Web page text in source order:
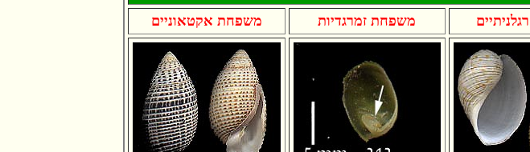
משפחת אקטאוניים משפחת זמרגדיות